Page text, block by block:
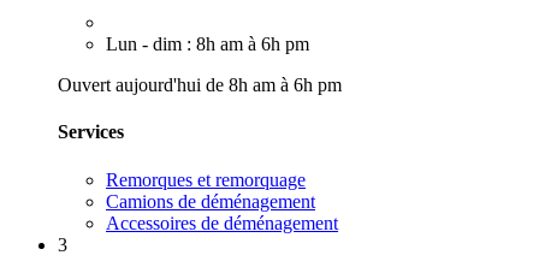
Lun - dim : 8h am à 6h pm
Ouvert aujourd'hui de 8h am à 6h pm
Services
Remorques et remorquage
Camions de déménagement
Accessoires de déménagement
3